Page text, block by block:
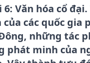
6: Văn hóa cổ
của các quốc gia
những tác
phát minh của